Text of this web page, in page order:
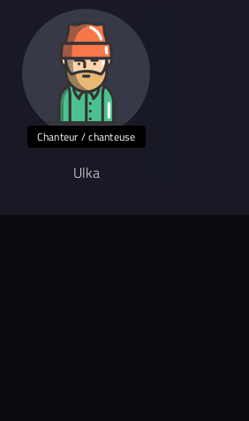
Chanteur / chanteuse
Ulka